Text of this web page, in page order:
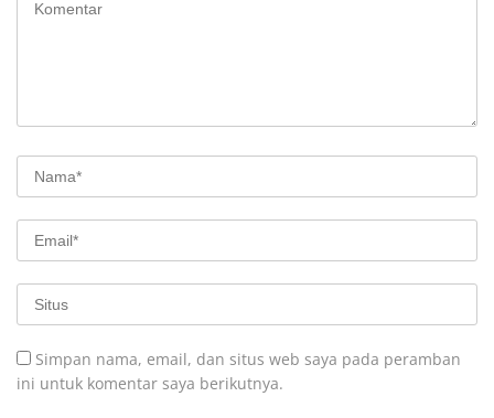
Simpan nama, email, dan situs web saya pada peramban
ini untuk komentar saya berikutnya.